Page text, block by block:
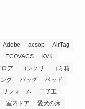
Adobe aesop
AirTag
ECOVACS
KVK
ロア コンクリ
ゴミ箱
グ バッグ
ベッド
リフォーム
二子玉
室内ドア
愛犬の床